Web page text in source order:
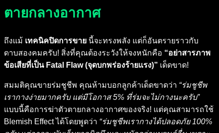
ตายกลางอากาศ
ถึงแม้ เทคนิคปิดการขาย นี้จะทรงพลัง แต่ก็อันตรายราวกับ
ดาบสองคมครับ! สิ่งที่คุณต้องระวังให้จงหนักคือ “อย่าสารภาพ
ข้อเสียที่เป็น Fatal Flaw (จุดบกพร่องร้ายแรง)” เด็ดขาด!
สมมติคุณขายร่มชูชีพ คุณห้ามบอกลูกค้าเด็ดขาดว่า “ร่มชูชีพ
เรากางง่ายมากครับ แต่มีโอกาส 5% ที่ร่มจะไม่กางนะครับ”
แบบนี้คือการฆ่าตัวตายกลางอากาศของจริง! แต่คุณสามารถใช้
Blemish Effect ได้โดยพูดว่า “ร่มชูชีพเรากางได้ปลอดภัย 100%